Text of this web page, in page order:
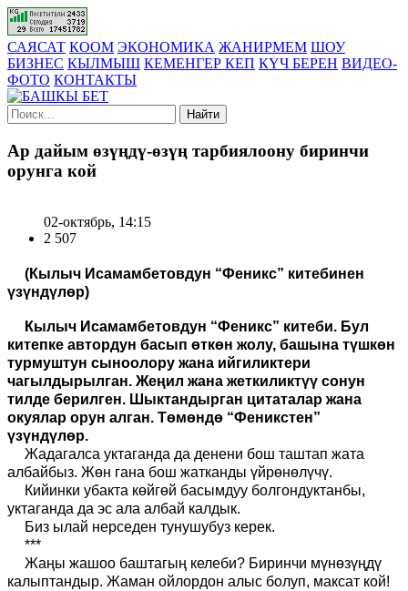
САЯСАТ КООМ ЭКОНОМИКА ЖАНИРМЕМ ШОУ
БИЗНЕС КЫЛМЫШ КЕМЕНГЕР КЕП КҮЧ БЕРЕН ВИДЕО-
ФОТО КОНТАКТЫ
Найти
Ар дайым өзүңдү-өзүң тарбиялоону биринчи
орунга кой
02-октябрь, 14:15
2 507
(Кылыч Исамамбетовдун “Феникс” китебинен
үзүндүлөр)
Кылыч Исамамбетовдун “Феникс” китеби. Бул
китепке автордун басып өткөн жолу, башына түшкөн
турмуштун сыноолору жана ийгиликтери
чагылдырылган. Жеңил жана жеткиликтүү сонун
тилде берилген. Шыктандырган цитаталар жана
окуялар орун алган. Төмөндө “Феникстен”
үзүндүлөр.
Жадагалса уктаганда да денени бош таштап жата
албайбыз. Жөн гана бош жатканды үйрөнөлүчү.
Кийинки убакта көйгөй басымдуу болгондуктанбы,
уктаганда да эс ала албай калдык.
Биз ылай нерседен тунушубуз керек.
***
Жаңы жашоо баштагың келеби? Биринчи мүнөзүңдү
калыптандыр. Жаман ойлордон алыс болуп, максат кой!